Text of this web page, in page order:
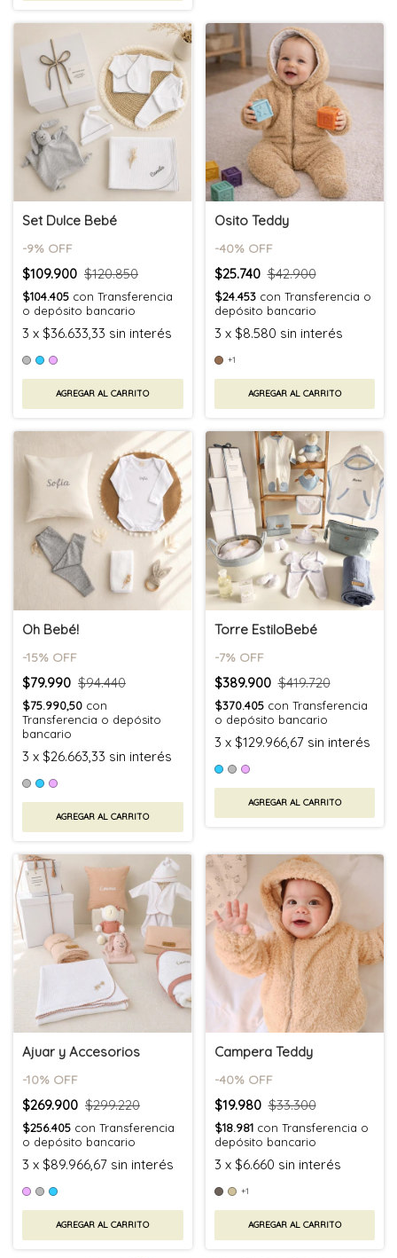
Set Dulce Bebé
-9% OFF
$109.900 $120.850
$104.405 con Transferencia
o depósito bancario
3 x $36.633,33 sin interés
AGREGAR AL CARRITO
Osito Teddy
-40% OFF
$25.740 $42.900
$24.453 con Transferencia o
depósito bancario
3 x $8.580 sin interés
+1
AGREGAR AL CARRITO
Oh Bebé!
-15% OFF
$79.990 $94.440
$75.990,50 con
Transferencia o depósito
bancario
3 x $26.663,33 sin interés
AGREGAR AL CARRITO
Torre EstiloBebé
-7% OFF
$389.900 $419.720
$370.405 con Transferencia
o depósito bancario
3 x $129.966,67 sin interés
AGREGAR AL CARRITO
Ajuar y Accesorios
-10% OFF
$269.900 $299.220
$256.405 con Transferencia
o depósito bancario
3 x $89.966,67 sin interés
AGREGAR AL CARRITO
Campera Teddy
-40% OFF
$19.980 $33.300
$18.981 con Transferencia o
depósito bancario
3 x $6.660 sin interés
+1
AGREGAR AL CARRITO